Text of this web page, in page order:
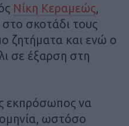
Νίκη Κεραμεώς,
στο σκοτάδι τους
ζητήματα και ενώ ο
σε έξαρση στη
εκπρόσωπος να
ωστόσο